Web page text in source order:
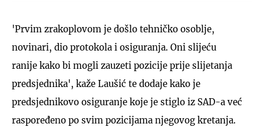
'Prvim zrakoplovom je došlo tehničko osoblje,
novinari, dio protokola i osiguranja. Oni slijeću
ranije kako bi mogli zauzeti pozicije prije slijetanja
predsjednika', kaže Laušić te dodaje kako je
predsjednikovo osiguranje koje je stiglo iz SAD-a već
raspoređeno po svim pozicijama njegovog kretanja.